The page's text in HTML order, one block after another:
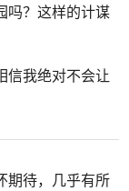
吗？这样的计谋
信我绝对不会让
期待，几乎有所